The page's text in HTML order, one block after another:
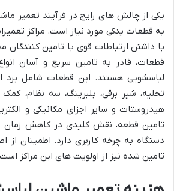
یکی از چالش های رایج در فرآیند تعمیر
به قطعات یدکی مورد نیاز است. مراکز
با داشتن ارتباطات قوی با تامین کنندگان
قطعات، قادر به تامین سریع و آسان
لباسشویی هستند. این قطعات شامل برد
تخلیه، شیر برقی، بلبرینگ، سه نظام،
هیدروستات و سایر اجزای مکانیکی و
تامین قطعه، نقش کلیدی در کاهش زمان
دستگاه به چرخه کاربری دارد. اطمینان
تامین شده نیز از اولویت های این مراکز